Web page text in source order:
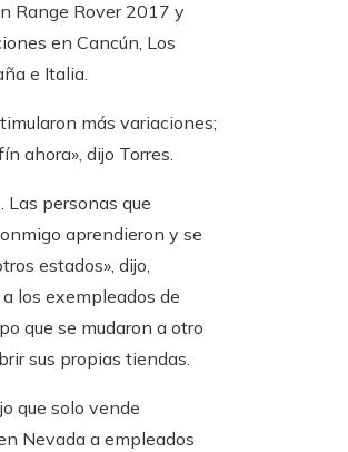
Range Rover 2017 y
en Cancún, Los
e Italia.
más variaciones;
ahora», dijo Torres.
Las personas que
aprendieron y se
estados», dijo,
los exempleados de
que se mudaron a otro
sus propias tiendas.
que solo vende
Nevada a empleados